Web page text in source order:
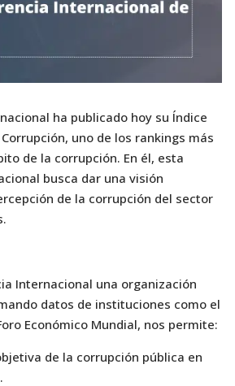
ha publicado hoy su Índice
uno de los rankings más
de la corrupción. En él, esta
busca dar una visión
de la corrupción del sector
Internacional una organización
datos de instituciones como el
Económico Mundial, nos permite:
de la corrupción pública en